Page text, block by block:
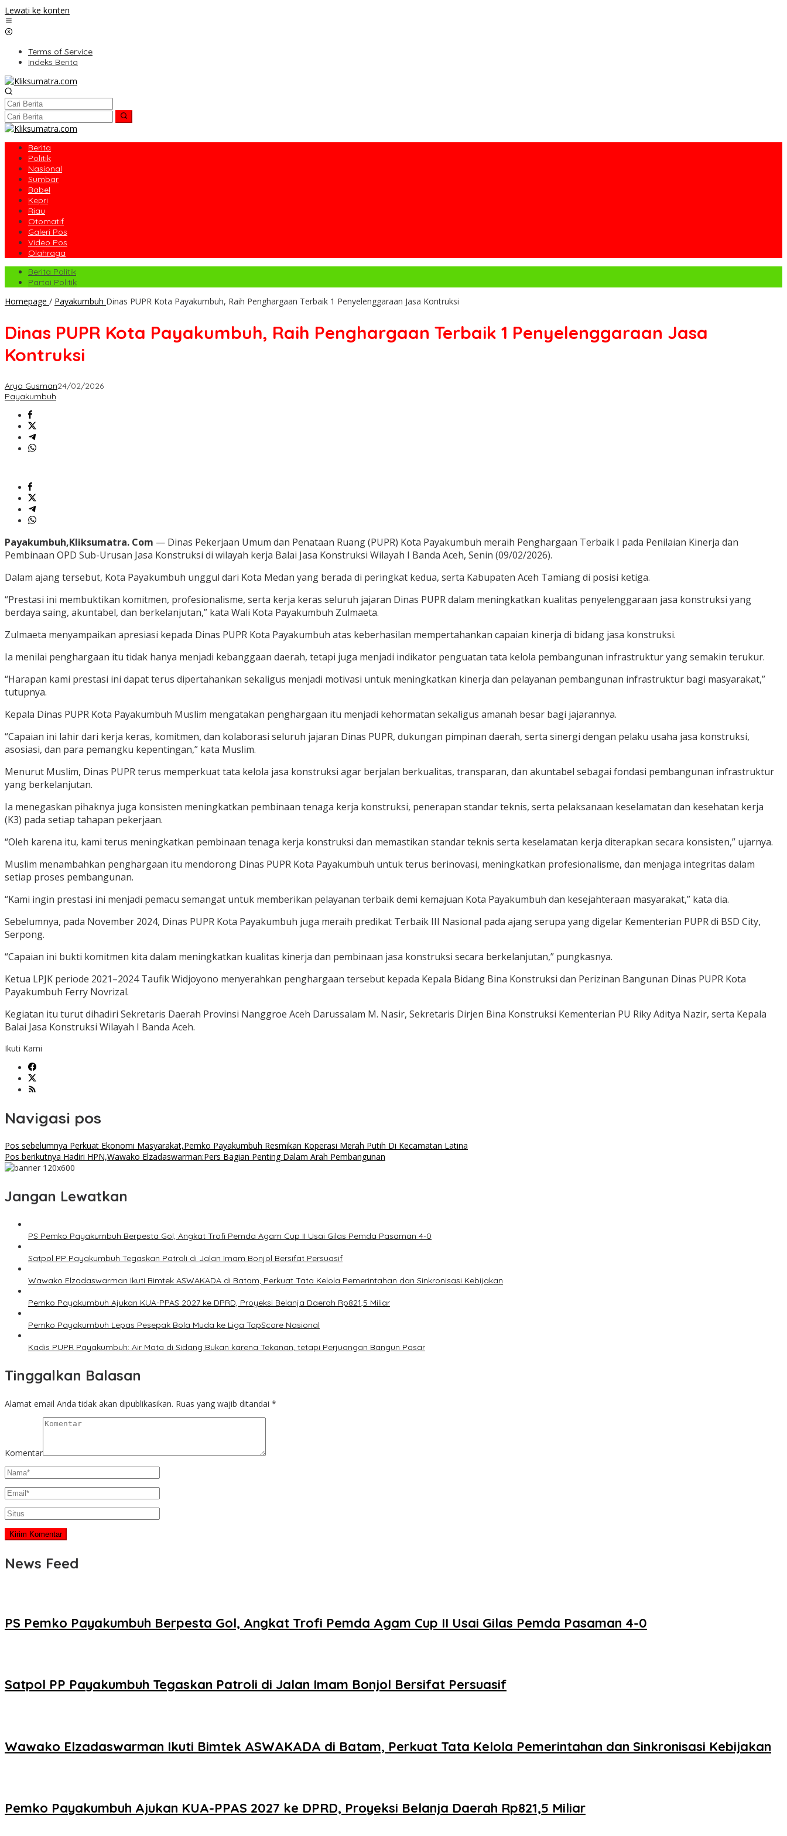
Lewati ke konten
Terms of Service
Indeks Berita
Berita
Politik
Nasional
Sumbar
Babel
Kepri
Riau
Otomatif
Galeri Pos
Video Pos
Olahraga
Berita Politik
Partai Politik
Homepage / Payakumbuh Dinas PUPR Kota Payakumbuh, Raih Penghargaan Terbaik 1 Penyelenggaraan Jasa Kontruksi
Dinas PUPR Kota Payakumbuh, Raih Penghargaan Terbaik 1 Penyelenggaraan Jasa
Kontruksi
Arya Gusman24/02/2026
Payakumbuh
Payakumbuh,Kliksumatra. Com — Dinas Pekerjaan Umum dan Penataan Ruang (PUPR) Kota Payakumbuh meraih Penghargaan Terbaik I pada Penilaian Kinerja dan
Pembinaan OPD Sub-Urusan Jasa Konstruksi di wilayah kerja Balai Jasa Konstruksi Wilayah I Banda Aceh, Senin (09/02/2026).
Dalam ajang tersebut, Kota Payakumbuh unggul dari Kota Medan yang berada di peringkat kedua, serta Kabupaten Aceh Tamiang di posisi ketiga.
“Prestasi ini membuktikan komitmen, profesionalisme, serta kerja keras seluruh jajaran Dinas PUPR dalam meningkatkan kualitas penyelenggaraan jasa konstruksi yang
berdaya saing, akuntabel, dan berkelanjutan,” kata Wali Kota Payakumbuh Zulmaeta.
Zulmaeta menyampaikan apresiasi kepada Dinas PUPR Kota Payakumbuh atas keberhasilan mempertahankan capaian kinerja di bidang jasa konstruksi.
Ia menilai penghargaan itu tidak hanya menjadi kebanggaan daerah, tetapi juga menjadi indikator penguatan tata kelola pembangunan infrastruktur yang semakin terukur.
“Harapan kami prestasi ini dapat terus dipertahankan sekaligus menjadi motivasi untuk meningkatkan kinerja dan pelayanan pembangunan infrastruktur bagi masyarakat,”
tutupnya.
Kepala Dinas PUPR Kota Payakumbuh Muslim mengatakan penghargaan itu menjadi kehormatan sekaligus amanah besar bagi jajarannya.
“Capaian ini lahir dari kerja keras, komitmen, dan kolaborasi seluruh jajaran Dinas PUPR, dukungan pimpinan daerah, serta sinergi dengan pelaku usaha jasa konstruksi,
asosiasi, dan para pemangku kepentingan,” kata Muslim.
Menurut Muslim, Dinas PUPR terus memperkuat tata kelola jasa konstruksi agar berjalan berkualitas, transparan, dan akuntabel sebagai fondasi pembangunan infrastruktur
yang berkelanjutan.
Ia menegaskan pihaknya juga konsisten meningkatkan pembinaan tenaga kerja konstruksi, penerapan standar teknis, serta pelaksanaan keselamatan dan kesehatan kerja
(K3) pada setiap tahapan pekerjaan.
“Oleh karena itu, kami terus meningkatkan pembinaan tenaga kerja konstruksi dan memastikan standar teknis serta keselamatan kerja diterapkan secara konsisten,” ujarnya.
Muslim menambahkan penghargaan itu mendorong Dinas PUPR Kota Payakumbuh untuk terus berinovasi, meningkatkan profesionalisme, dan menjaga integritas dalam
setiap proses pembangunan.
“Kami ingin prestasi ini menjadi pemacu semangat untuk memberikan pelayanan terbaik demi kemajuan Kota Payakumbuh dan kesejahteraan masyarakat,” kata dia.
Sebelumnya, pada November 2024, Dinas PUPR Kota Payakumbuh juga meraih predikat Terbaik III Nasional pada ajang serupa yang digelar Kementerian PUPR di BSD City,
Serpong.
“Capaian ini bukti komitmen kita dalam meningkatkan kualitas kinerja dan pembinaan jasa konstruksi secara berkelanjutan,” pungkasnya.
Ketua LPJK periode 2021–2024 Taufik Widjoyono menyerahkan penghargaan tersebut kepada Kepala Bidang Bina Konstruksi dan Perizinan Bangunan Dinas PUPR Kota
Payakumbuh Ferry Novrizal.
Kegiatan itu turut dihadiri Sekretaris Daerah Provinsi Nanggroe Aceh Darussalam M. Nasir, Sekretaris Dirjen Bina Konstruksi Kementerian PU Riky Aditya Nazir, serta Kepala
Balai Jasa Konstruksi Wilayah I Banda Aceh.
Ikuti Kami
Navigasi pos
Pos sebelumnya Perkuat Ekonomi Masyarakat,Pemko Payakumbuh Resmikan Koperasi Merah Putih Di Kecamatan Latina
Pos berikutnya Hadiri HPN,Wawako Elzadaswarman:Pers Bagian Penting Dalam Arah Pembangunan
Jangan Lewatkan
PS Pemko Payakumbuh Berpesta Gol, Angkat Trofi Pemda Agam Cup II Usai Gilas Pemda Pasaman 4-0
Satpol PP Payakumbuh Tegaskan Patroli di Jalan Imam Bonjol Bersifat Persuasif
Wawako Elzadaswarman Ikuti Bimtek ASWAKADA di Batam, Perkuat Tata Kelola Pemerintahan dan Sinkronisasi Kebijakan
Pemko Payakumbuh Ajukan KUA-PPAS 2027 ke DPRD, Proyeksi Belanja Daerah Rp821,5 Miliar
Pemko Payakumbuh Lepas Pesepak Bola Muda ke Liga TopScore Nasional
Kadis PUPR Payakumbuh: Air Mata di Sidang Bukan karena Tekanan, tetapi Perjuangan Bangun Pasar
Tinggalkan Balasan
Alamat email Anda tidak akan dipublikasikan. Ruas yang wajib ditandai *
Komentar
News Feed
PS Pemko Payakumbuh Berpesta Gol, Angkat Trofi Pemda Agam Cup II Usai Gilas Pemda Pasaman 4-0
Satpol PP Payakumbuh Tegaskan Patroli di Jalan Imam Bonjol Bersifat Persuasif
Wawako Elzadaswarman Ikuti Bimtek ASWAKADA di Batam, Perkuat Tata Kelola Pemerintahan dan Sinkronisasi Kebijakan
Pemko Payakumbuh Ajukan KUA-PPAS 2027 ke DPRD, Proyeksi Belanja Daerah Rp821,5 Miliar